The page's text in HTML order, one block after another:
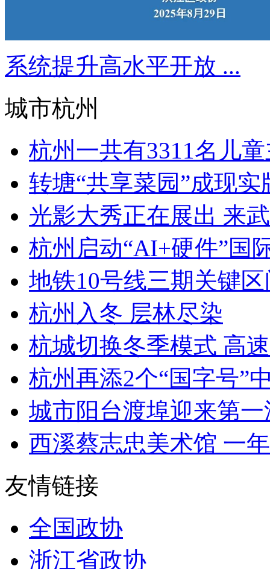
系统提升高水平开放 ...
城市杭州
杭州一共有3311名儿
转塘“共享菜园”成现实
光影大秀正在展出 来
杭州启动“AI+硬件”国
地铁10号线三期关键
杭州入冬 层林尽染
杭城切换冬季模式 高
杭州再添2个“国字号”
城市阳台渡埠迎来第
西溪蔡志忠美术馆 一
友情链接
全国政协
浙江省政协